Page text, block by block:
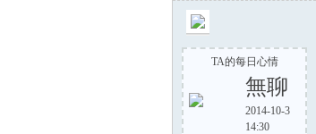
TA的每日心情
無聊
2014-10-3
14:30